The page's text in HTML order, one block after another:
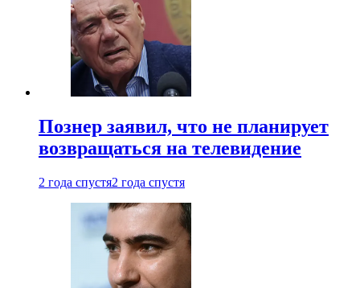
Познер заявил, что не планирует
возвращаться на телевидение
2 года спустя2 года спустя